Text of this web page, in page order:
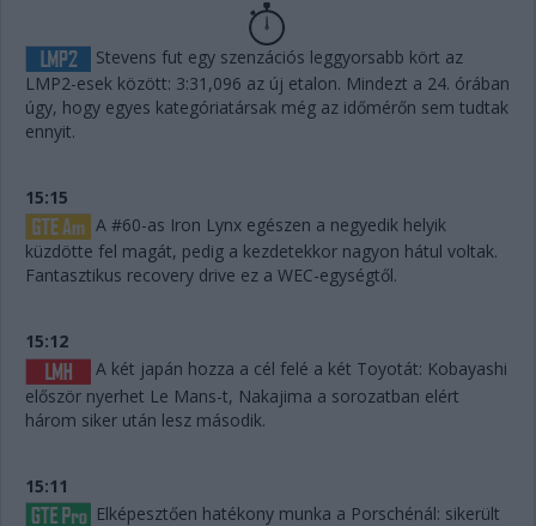
Stevens fut egy szenzációs leggyorsabb kört az
LMP2-esek között: 3:31,096 az új etalon. Mindezt a 24. órában
úgy, hogy egyes kategóriatársak még az időmérőn sem tudtak
ennyit.
15:15
A #60-as Iron Lynx egészen a negyedik helyik
küzdötte fel magát, pedig a kezdetekkor nagyon hátul voltak.
Fantasztikus recovery drive ez a WEC-egységtől.
15:12
A két japán hozza a cél felé a két Toyotát: Kobayashi
először nyerhet Le Mans-t, Nakajima a sorozatban elért
három siker után lesz második.
15:11
Elképesztően hatékony munka a Porschénál: sikerült